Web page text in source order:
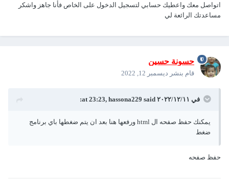
اتواصل معك واعطيك حسابي لتسجيل الدخول على الخاص فأنا جاهز واشكر
مساعدتك الرائعة لي
حسونة حسين
قام بنشر ديسمبر 12, 2022
في ١١‏/١٢‏/٢٠٢٢ at 23:23, hassona229said:
يمكنك حفظ صفحه ال html ورفعها هنا بعد ان يتم ضغطها باي برنامج
ضغط
حفظ صفحه